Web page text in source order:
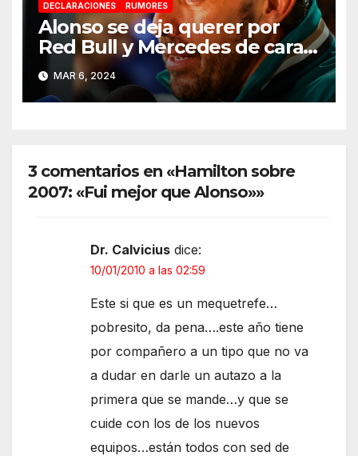
DECLARACIONES RUMORES
Alonso se deja querer por
Red Bull y Mercedes de cara a
2025
MAR 6, 2024
3 comentarios en «Hamilton sobre
2007: «Fui mejor que Alonso»»
Dr. Calvicius dice:
10/01/2010 a las 02:59
Este si que es un mequetrefe…
pobresito, da pena….este año tiene
por compañero a un tipo que no va
a dudar en darle un autazo a la
primera que se mande…y que se
cuide con los de los nuevos
equipos…están todos con sed de